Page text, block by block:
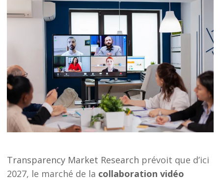
Transparency Market Research prévoit que d’ici
2027, le marché de la collaboration vidéo